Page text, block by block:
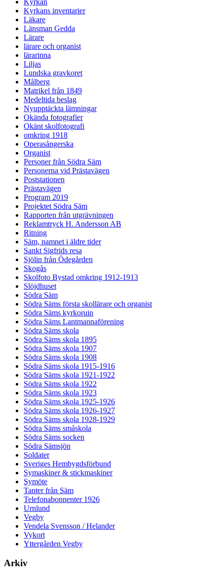
Kyrkan
Kyrkans inventarier
Läkare
Länsman Gedda
Lärare
lärare och organist
lärarinna
Liljas
Lundska gravkoret
Målberg
Matrikel från 1849
Medeltida beslag
Nyupptäckta lämningar
Okända fotografier
Okänt skolfotografi
omkring 1918
Operasångerska
Organist
Personer från Södra Säm
Personerna vid Prästavägen
Poststationen
Prästavägen
Program 2019
Projektet Södra Säm
Rapporten från utgrävningen
Reklamtryck H. Andersson AB
Ritning
Säm, namnet i äldre tider
Sankt Sigfrids resa
Sjölin från Ödegården
Skogås
Skolfoto Bystad omkring 1912-1913
Slöjdhuset
Södra Säm
Södra Säms första skollärare och organist
Södra Säms kyrkoruin
Södra Säms Lantmannaförening
Södra Säms skola
Södra Säms skola 1895
Södra Säms skola 1907
Södra Säms skola 1908
Södra Säms skola 1915-1916
Södra Säms skola 1921-1922
Södra Säms skola 1922
Södra Säms skola 1923
Södra Säms skola 1925-1926
Södra Säms skola 1926-1927
Södra Säms skola 1928-1929
Södra Säms småskola
Södra Säms socken
Södra Sämsjön
Soldater
Sveriges Hembygdsförbund
Symaskiner & stickmaskiner
Symöte
Tanter från Säm
Telefonabonnenter 1926
Urnlund
Vegby
Vendela Svensson / Helander
Vykort
Yttergården Vegby
Arkiv